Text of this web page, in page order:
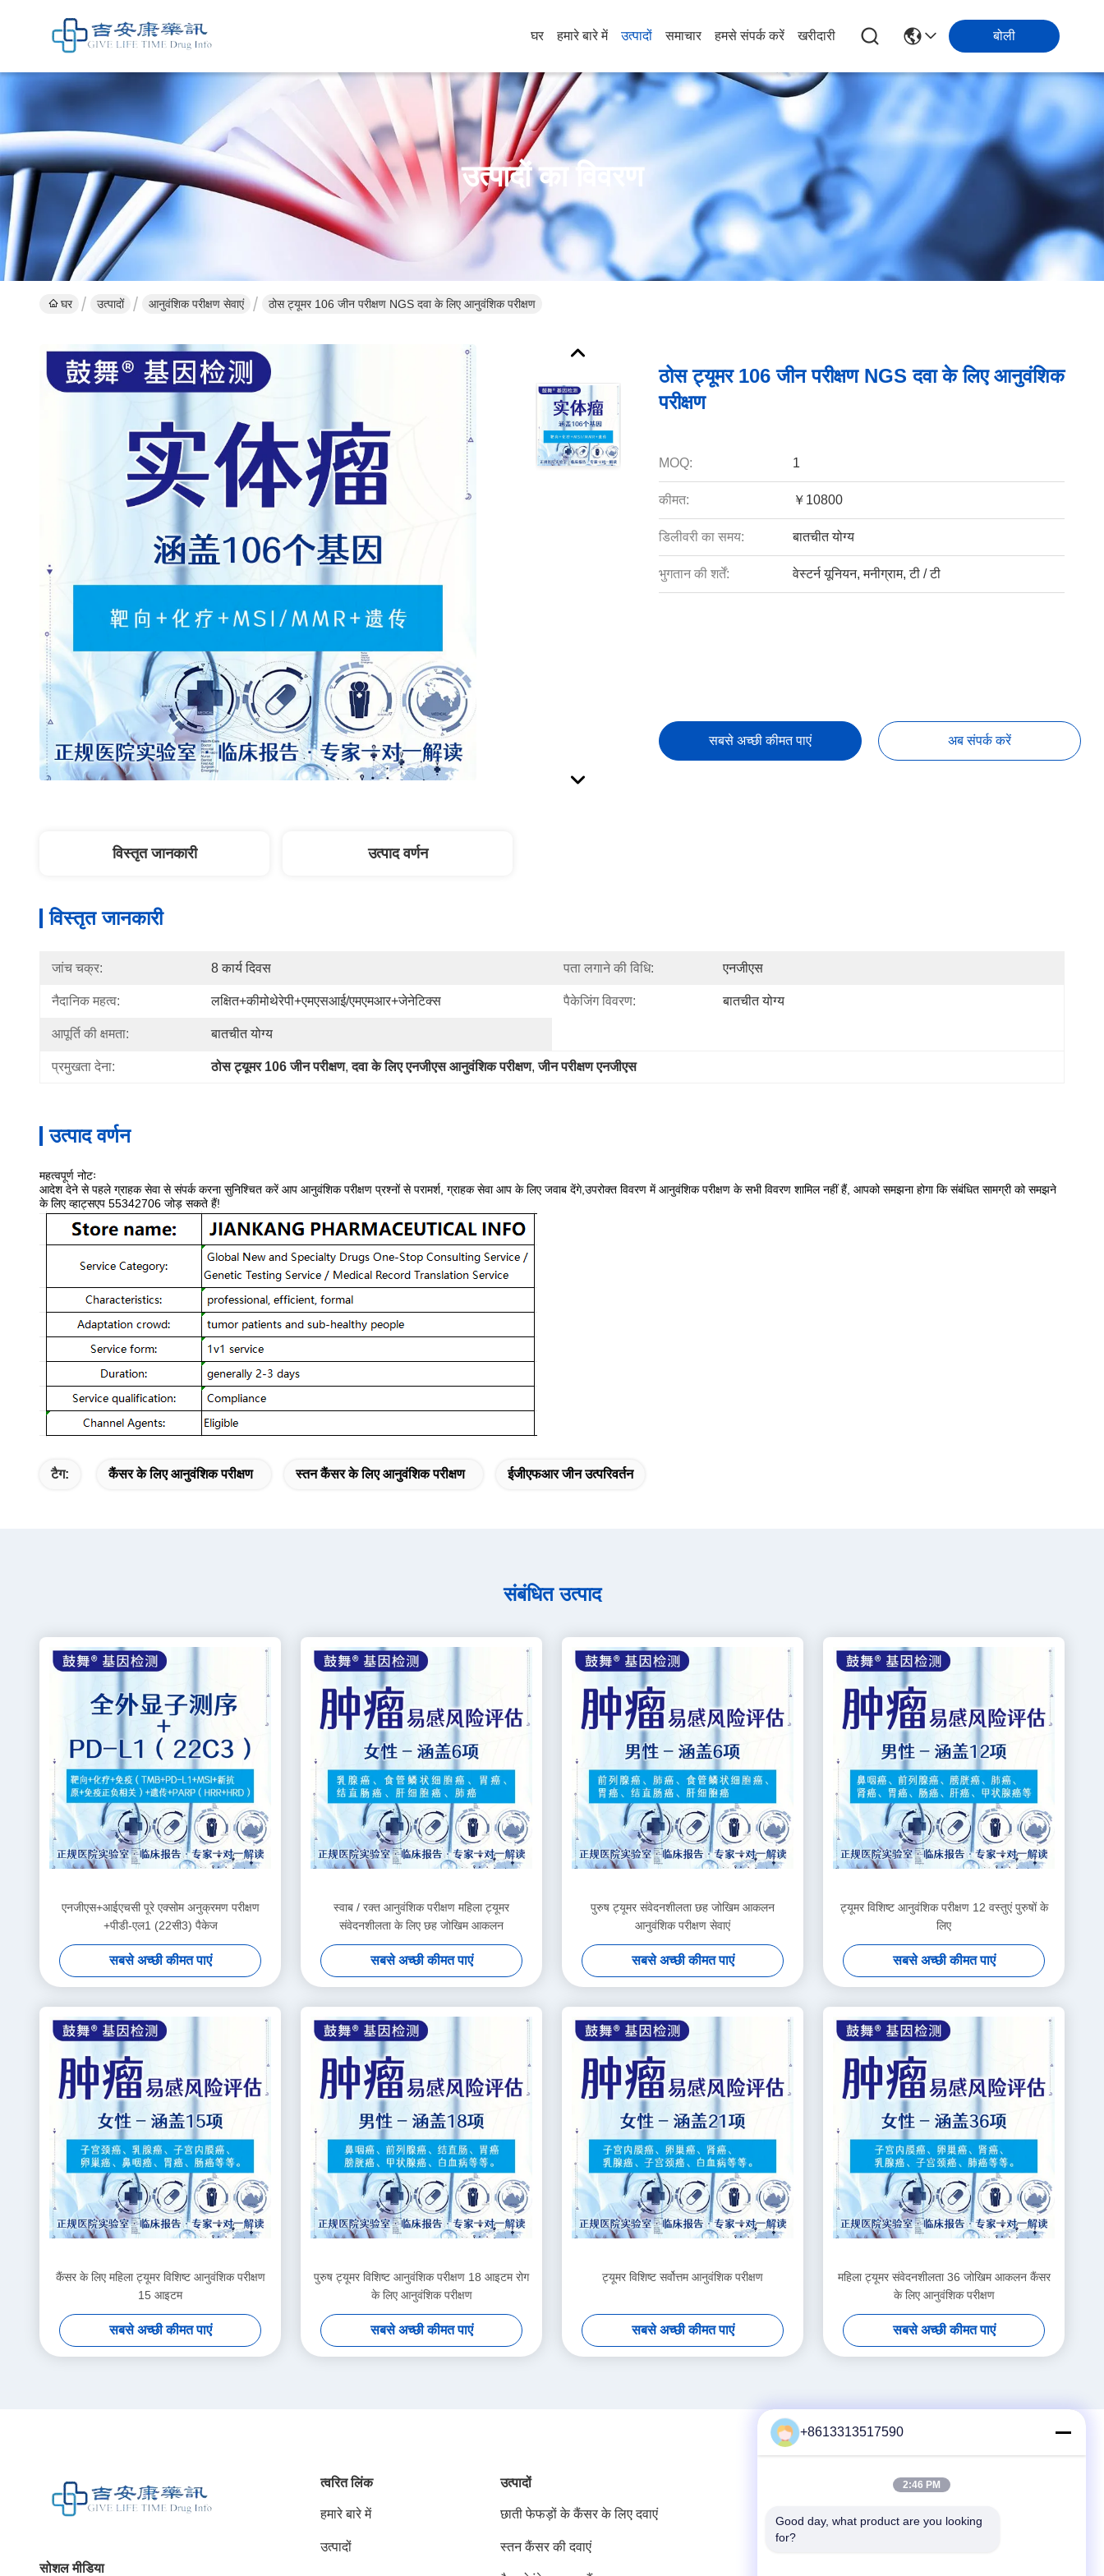
घर हमारे बारे में उत्पादों समाचार हमसे संपर्क करें खरीदारी बोली
उत्पादों का विवरण
घर उत्पादों आनुवंशिक परीक्षण सेवाएं ठोस ट्यूमर 106 जीन परीक्षण NGS दवा के लिए आनुवंशिक परीक्षण
ठोस ट्यूमर 106 जीन परीक्षण NGS दवा के लिए आनुवंशिक
परीक्षण
MOQ: 1
कीमत: ￥10800
डिलीवरी का समय: बातचीत योग्य
भुगतान की शर्तें: वेस्टर्न यूनियन, मनीग्राम, टी / टी
सबसे अच्छी कीमत पाएं अब संपर्क करें
विस्तृत जानकारी उत्पाद वर्णन
विस्तृत जानकारी
जांच चक्र: 8 कार्य दिवस पता लगाने की विधि: एनजीएस
नैदानिक ​​महत्व: लक्षित+कीमोथेरेपी+एमएसआई/एमएमआर+जेनेटिक्स पैकेजिंग विवरण: बातचीत योग्य
आपूर्ति की क्षमता: बातचीत योग्य
प्रमुखता देना: ठोस ट्यूमर 106 जीन परीक्षण, दवा के लिए एनजीएस आनुवंशिक परीक्षण, जीन परीक्षण एनजीएस
उत्पाद वर्णन
महत्वपूर्ण नोटः
आदेश देने से पहले ग्राहक सेवा से संपर्क करना सुनिश्चित करें आप आनुवंशिक परीक्षण प्रश्नों से परामर्श, ग्राहक सेवा आप के लिए जवाब देंगे,उपरोक्त विवरण में आनुवंशिक परीक्षण के सभी विवरण शामिल नहीं हैं, आपको समझना होगा कि संबंधित सामग्री को समझने
के लिए व्हाट्सएप 55342706 जोड़ सकते हैं!
टैग: कैंसर के लिए आनुवंशिक परीक्षण स्तन कैंसर के लिए आनुवंशिक परीक्षण ईजीएफआर जीन उत्परिवर्तन
संबंधित उत्पाद
एनजीएस+आईएचसी पूरे एक्सोम अनुक्रमण परीक्षण
+पीडी-एल1 (22सी3) पैकेज
सबसे अच्छी कीमत पाएं
स्वाब / रक्त आनुवंशिक परीक्षण महिला ट्यूमर
संवेदनशीलता के लिए छह जोखिम आकलन
सबसे अच्छी कीमत पाएं
पुरुष ट्यूमर संवेदनशीलता छह जोखिम आकलन
आनुवंशिक परीक्षण सेवाएं
सबसे अच्छी कीमत पाएं
ट्यूमर विशिष्ट आनुवंशिक परीक्षण 12 वस्तुएं पुरुषों के
लिए
सबसे अच्छी कीमत पाएं
कैंसर के लिए महिला ट्यूमर विशिष्ट आनुवंशिक परीक्षण
15 आइटम
सबसे अच्छी कीमत पाएं
पुरुष ट्यूमर विशिष्ट आनुवंशिक परीक्षण 18 आइटम रोग
के लिए आनुवंशिक परीक्षण
सबसे अच्छी कीमत पाएं
ट्यूमर विशिष्ट सर्वोत्तम आनुवंशिक परीक्षण
सबसे अच्छी कीमत पाएं
महिला ट्यूमर संवेदनशीलता 36 जोखिम आकलन कैंसर
के लिए आनुवंशिक परीक्षण
सबसे अच्छी कीमत पाएं
सोशल मीडिया
त्वरित लिंक
हमारे बारे में
उत्पादों
उत्पादों
छाती फेफड़ों के कैंसर के लिए दवाएं
स्तन कैंसर की दवाएं
टेलीफोन
+8613313517590
2:46 PM
Good day, what product are you looking
for?